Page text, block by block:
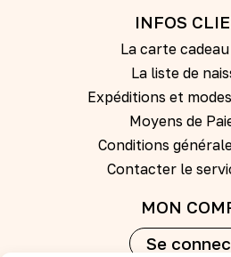
INFOS
La carte cadeau
La liste de
Expéditions et
Moyens de
Conditions
Contacter le
MON
Se